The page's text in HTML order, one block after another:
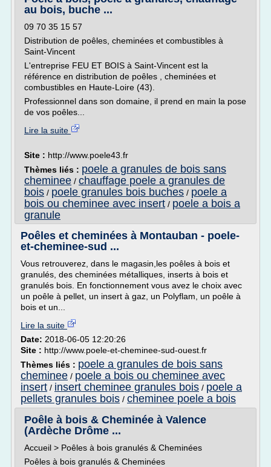
au bois, buche ...
09 70 35 15 57
Distribution de poêles, cheminées et combustibles à
Saint-Vincent
L'entreprise FEU ET BOIS à Saint-Vincent est la
référence en distribution de poêles , cheminées et
combustibles en Haute-Loire (43).
Professionnel dans son domaine, il prend en main la pose
de vos poêles...
Lire la suite
Site : http://www.poele43.fr
Thèmes liés : poele a granules de bois sans
cheminee / chauffage poele a granules de
bois / poele granules bois buches / poele a
bois ou cheminee avec insert / poele a bois a
granule
Poêles et cheminées à Montauban - poele-
et-cheminee-sud ...
Vous retrouverez, dans le magasin,les poêles à bois et
granulés, des cheminées métalliques, inserts à bois et
granulés bois. En fonctionnement vous avez le choix avec
un poêle à pellet, un insert à gaz, un Polyflam, un poêle à
bois et un...
Lire la suite
Date: 2018-06-05 12:20:26
Site : http://www.poele-et-cheminee-sud-ouest.fr
Thèmes liés : poele a granules de bois sans
cheminee / poele a bois ou cheminee avec
insert / insert cheminee granules bois / poele a
pellets granules bois / cheminee poele a bois
Poêle à bois & Cheminée à Valence
(Ardèche Drôme ...
Accueil > Poêles à bois granulés & Cheminées
Poêles à bois granulés & Cheminées